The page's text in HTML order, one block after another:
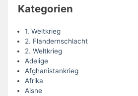
Kategorien
1. Weltkrieg
2. Flandernschlacht
2. Weltkrieg
Adelige
Afghanistankrieg
Afrika
Aisne